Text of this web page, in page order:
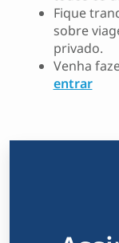
Fique
sobre
privado.
Venha
entrar